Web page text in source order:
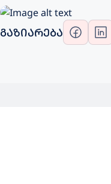
ᲒᲐᲖᲘᲐᲠᲔᲑᲐ